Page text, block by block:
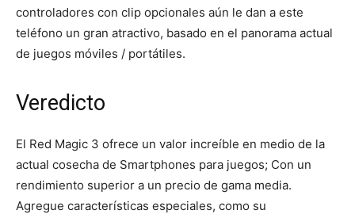
controladores con clip opcionales aún le dan a este
teléfono un gran atractivo, basado en el panorama actual
de juegos móviles / portátiles.
Veredicto
El Red Magic 3 ofrece un valor increíble en medio de la
actual cosecha de Smartphones para juegos; Con un
rendimiento superior a un precio de gama media.
Agregue características especiales, como su